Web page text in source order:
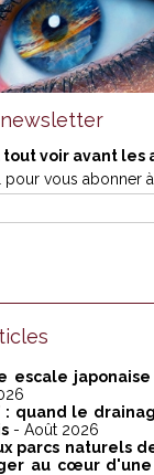
tout voir avant les
pour vous abonner
escale
: quand le
- Août 2026
parcs naturels
au cœur